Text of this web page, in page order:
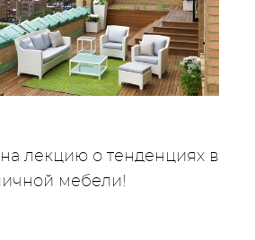
лекцию о тенденциях в
мебели!